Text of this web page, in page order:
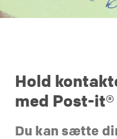
Hold
med Post-
Du kan sætte